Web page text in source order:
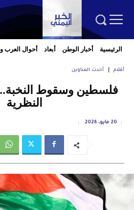
الرئيسية أخبار الوطن أبعاد أحوال العرب
أقلام أحدث العناوين
فلسطين وسقوط
النظرية
20 مايو، 2026